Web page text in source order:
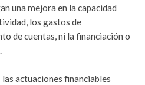
una mejora en la capacidad
los gastos de
de cuentas, ni la financiación o
actuaciones financiables